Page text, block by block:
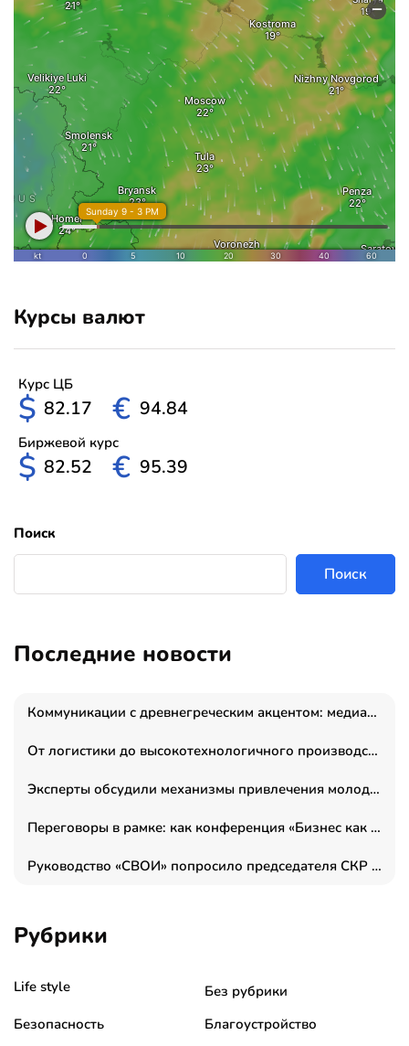
Курсы валют
Курс ЦБ
$ 82.17 € 94.84
Биржевой курс
$ 82.52 € 95.39
Поиск
Поиск
Последние новости
Коммуникации с древнегреческим акцентом: медиаменеджер и журналист Владимир Дергачев запустил коммуникационное агентство «Сократ 2.0»
От логистики до высокотехнологичного производства: как основатель “гагаринга” выстраивает экосистему безопасности и гражданских БПЛА
Эксперты обсудили механизмы привлечения молодых специалистов в промышленные города
Переговоры в рамке: как конференция «Бизнес как искусство» переформатирует деловой этикет в стенах ТПП РФ
Руководство «СВОИ» попросило председателя СКР дать правовую оценку обысков в тыловом штабе
Рубрики
Life style
Без рубрики
Безопасность
Благоустройство